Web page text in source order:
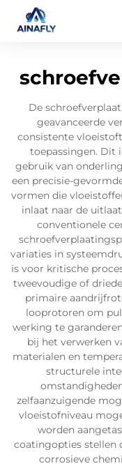
De
geavanceerde
consistente
toepassingen. Dit
gebruik van
een precisie-
vormen die
inlaat naar de
conventionele
variaties in
is voor kritische
tweevoudige of
primaire
looprotoren om
werking te
bij het verwerken
materialen en
structurele
zelfaanzuigende
vloeistofniveau
worden
coatingopties stellen
corrosieve